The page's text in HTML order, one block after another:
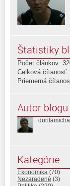
Štatistiky
Počet článkov:
Celková čítanosť:
Priemerná
Autor blogu
durilamichal
Kategórie
Ekonomika (70)
Nezaradené (3)